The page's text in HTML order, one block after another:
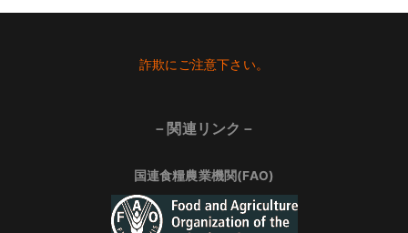
詐欺にご注意下さい。
－関連リンク－
国連食糧農業機関(FAO)